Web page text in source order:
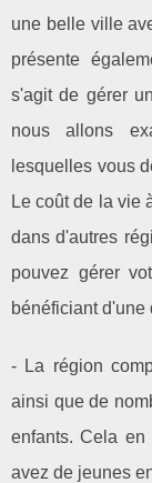
une belle ville
présente
s'agit de gérer
nous allons
lesquelles vous
Le coût de la vie
dans d'autres
pouvez gérer
bénéficiant d'une
- La région
ainsi que de
enfants. Cela
avez de jeunes